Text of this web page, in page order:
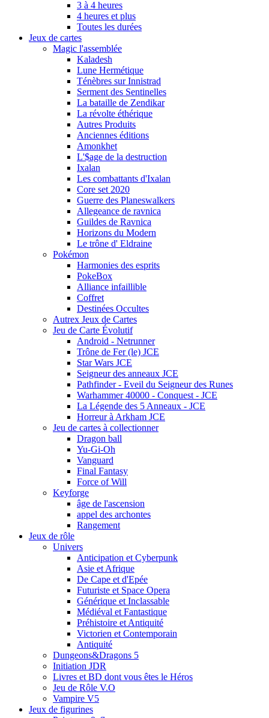
3 à 4 heures
4 heures et plus
Toutes les durées
Jeux de cartes
Magic l'assemblée
Kaladesh
Lune Hermétique
Ténèbres sur Innistrad
Serment des Sentinelles
La bataille de Zendikar
La révolte éthérique
Autres Produits
Anciennes éditions
Amonkhet
L'$age de la destruction
Ixalan
Les combattants d'Ixalan
Core set 2020
Guerre des Planeswalkers
Allegeance de ravnica
Guildes de Ravnica
Horizons du Modern
Le trône d' Eldraine
Pokémon
Harmonies des esprits
PokeBox
Alliance infaillible
Coffret
Destinées Occultes
Autrex Jeux de Cartes
Jeu de Carte Évolutif
Android - Netrunner
Trône de Fer (le) JCE
Star Wars JCE
Seigneur des anneaux JCE
Pathfinder - Eveil du Seigneur des Runes
Warhammer 40000 - Conquest - JCE
La Légende des 5 Anneaux - JCE
Horreur à Arkham JCE
Jeu de cartes à collectionner
Dragon ball
Yu-Gi-Oh
Vanguard
Final Fantasy
Force of Will
Keyforge
âge de l'ascension
appel des archontes
Rangement
Jeux de rôle
Univers
Anticipation et Cyberpunk
Asie et Afrique
De Cape et d'Epée
Futuriste et Space Opera
Générique et Inclassable
Médiéval et Fantastique
Préhistoire et Antiquité
Victorien et Contemporain
Antiquité
Dungeons&Dragons 5
Initiation JDR
Livres et BD dont vous êtes le Héros
Jeu de Rôle V.O
Vampire V5
Jeux de figurines